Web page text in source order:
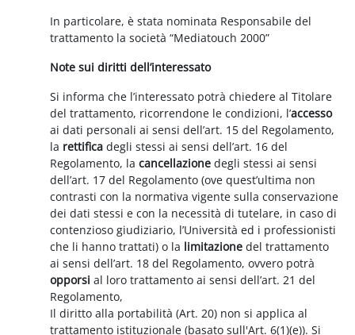
In particolare, è stata nominata Responsabile del
trattamento la società “Mediatouch 2000”
Note sui diritti dell’interessato
Si informa che l’interessato potrà chiedere al Titolare
del trattamento, ricorrendone le condizioni, l’accesso
ai dati personali ai sensi dell’art. 15 del Regolamento,
la rettificadegli stessi ai sensi dell’art. 16 del
Regolamento, lacancellazione degli stessi ai sensi
dell’art. 17 del Regolamento (ove quest’ultima non
contrasti con la normativa vigente sulla conservazione
dei dati stessi e con la necessità di tutelare, in caso di
contenzioso giudiziario, l’Università ed i professionisti
che li hanno trattati) o la limitazione del trattamento
ai sensi dell’art. 18 del Regolamento, ovvero potrà
opporsi al loro trattamento ai sensi dell’art. 21 del
Regolamento,
Il diritto alla portabilità (Art. 20) non si applica al
trattamento istituzionale (basato sull'Art. 6(1)(e)). Si